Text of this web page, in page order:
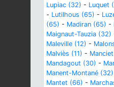
Lupiac (32) - Luquet
- Lutilhous (65) -
(65) - Madiran (65) -
Maignaut-Tauzia (32)
Maleville (12) -
Malviès (11) -
Mandagout (30) -
Manent-Montané (32)
Mantet (66) -